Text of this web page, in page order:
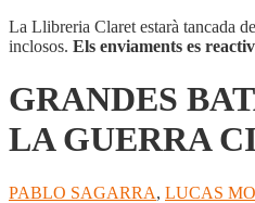
La Llibreria Claret estarà tancada
inclosos. Els enviaments es
GRANDES
LA GUERRA
PABLO SAGARRA, LUCAS